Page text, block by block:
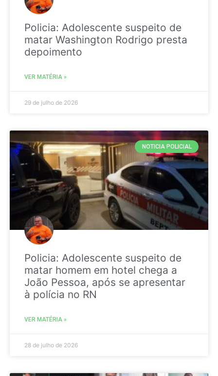
Policia: Adolescente suspeito de
matar Washington Rodrigo presta
depoimento
VER MATÉRIA »
29 de julho de 2026
NOTICIA POLICIAL
Policia: Adolescente suspeito de
matar homem em hotel chega a
João Pessoa, após se apresentar
à polícia no RN
VER MATÉRIA »
28 de julho de 2026